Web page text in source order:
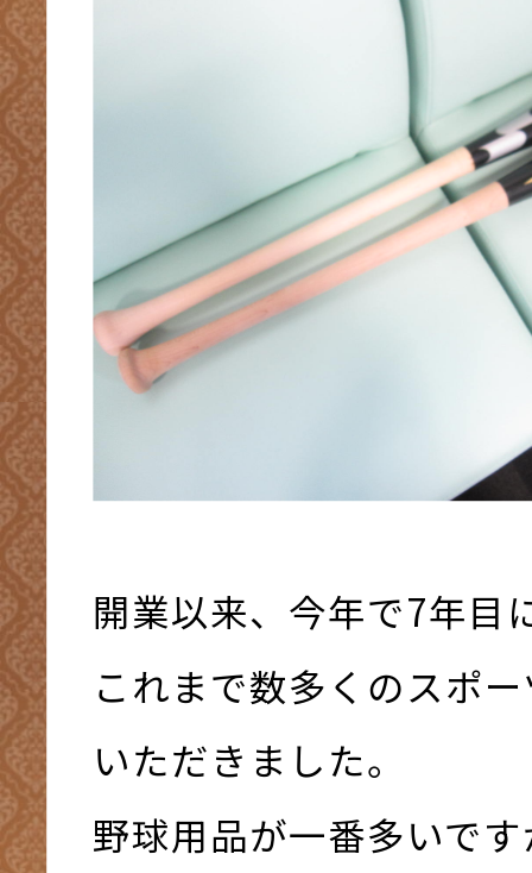
開業以来、今年で7年目
これまで数多くのスポ
いただきました。
野球用品が一番多いで